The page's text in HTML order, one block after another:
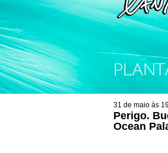
31 de maio às
Perigo.
Ocean